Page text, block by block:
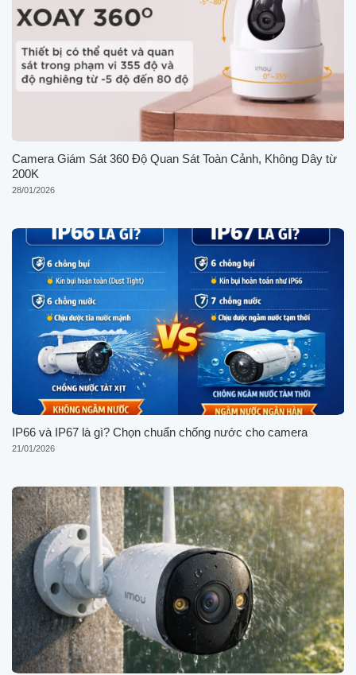
Camera Giám Sát 360 Độ Quan Sát Toàn Cảnh, Không Dây từ
200K
28/01/2026
IP66 và IP67 là gì? Chọn chuẩn chống nước cho camera
21/01/2026